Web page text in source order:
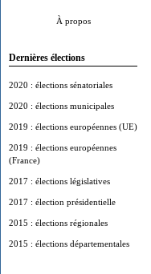
À propos
Dernières élections
2020 : élections sénatoriales
2020 : élections municipales
2019 : élections européennes (UE)
2019 : élections européennes
(France)
2017 : élections législatives
2017 : élection présidentielle
2015 : élections régionales
2015 : élections départementales